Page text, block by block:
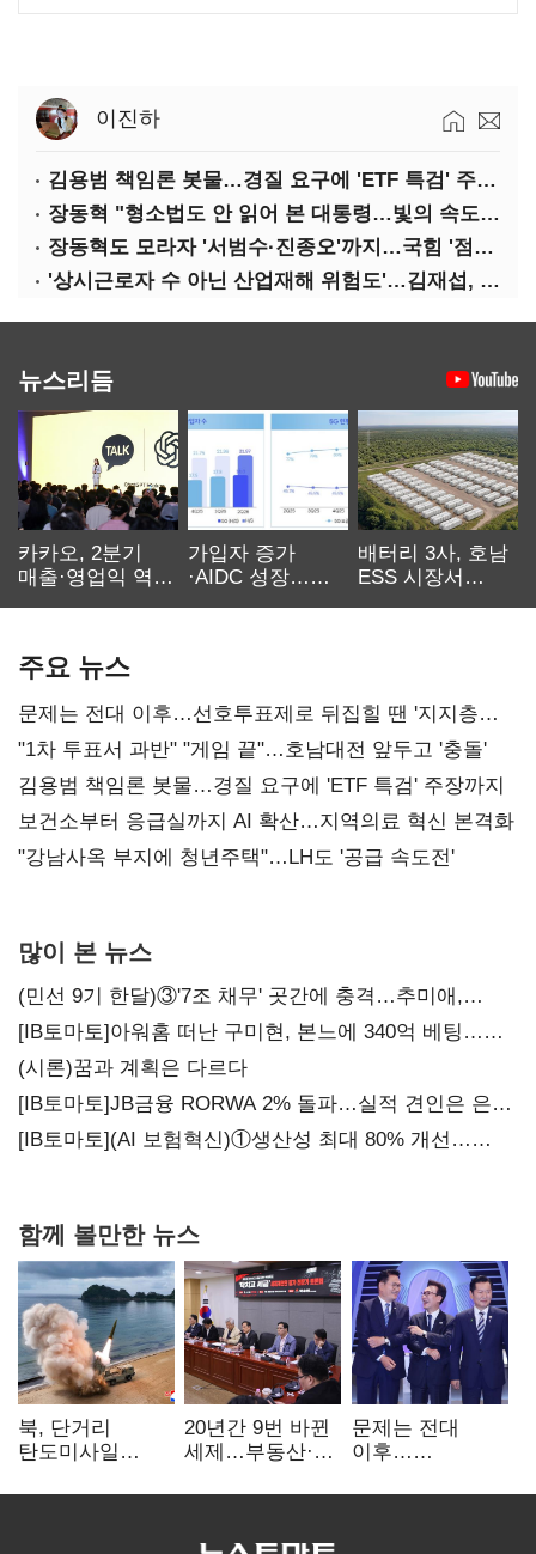
이진하
김용범 책임론 봇물…경질 요구에 'ETF 특검' 주장까지
장동혁 "형소법도 안 읽어 본 대통령…빛의 속도로 무너질 것"
장동혁도 모라자 '서범수·진종오'까지…국힘 '점입가경'
'상시근로자 수 아닌 산업재해 위험도'…김재섭, 산재예방 지원기준 손질
뉴스리듬
카카오, 2분기
매출·영업익 역대
가입자 증가
·AIDC 성장…
배터리 3사, 호남
ESS 시장서
주요 뉴스
문제는 전대 이후…선호투표제로 뒤집힐 땐 '지지층
불복'
"1차 투표서 과반" "게임 끝"…호남대전 앞두고 '충돌'
김용범 책임론 봇물…경질 요구에 'ETF 특검' 주장까지
보건소부터 응급실까지 AI 확산…지역의료 혁신 본격화
"강남사옥 부지에 청년주택"…LH도 '공급 속도전'
많이 본 뉴스
(민선 9기 한달)③'7조 채무' 곳간에 충격…추미애,
20년만에 '비상재정' 선언 승부수
[IB토마토]아워홈 떠난 구미현, 본느에 340억 베팅…
가족 지배체제 구축
(시론)꿈과 계획은 다르다
[IB토마토]JB금융 RORWA 2% 돌파…실적 견인은 은행
아닌 캐피탈
[IB토마토](AI 보험혁신)①생산성 최대 80% 개선…
함께 볼만한 뉴스
북, 단거리
탄도미사일
"즉각 중단 촉구"
20년간 9번 바뀐
세제…부동산·
건드렸다
문제는 전대
이후…
뒤집힐 땐